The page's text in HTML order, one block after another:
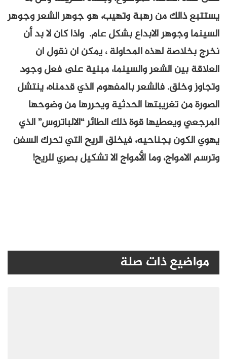
يستتبع ذالك من رهبة وتهيب، هو جوهر الشعر وجوهر
السينما وجوهر الابداع بشكل عام. واذا كان لا بد أن
نخرج بخلاصة لهذه المحاولة ، يمكن ان نقول ان
العلاقة بين الشعر والسينما، مبنية على فعل وجود
وتجاوز وخلق. فالشعر بالمفهوم الذي قدمناه، ينتشل
الصورة من تغريبتها الحدثية ويحررها من وضوحها
المرجعي ويعطيها قوة ذلك الطائر “الالباتروس” الذي
يهوي الكون بجناحيه، فيخلق الريح التي تحرك السفن
وترسم الامواج، وما الأمواج الا تشكيل بصري للريح!
مواضيع ذات صلة